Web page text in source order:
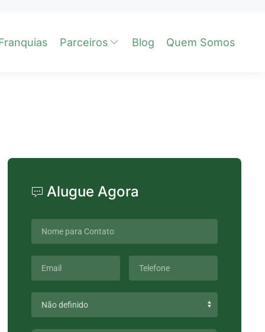
Parceiros Blog Quem Somos
Alugue Agora